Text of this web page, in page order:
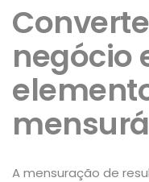
negócio
A mensuração de